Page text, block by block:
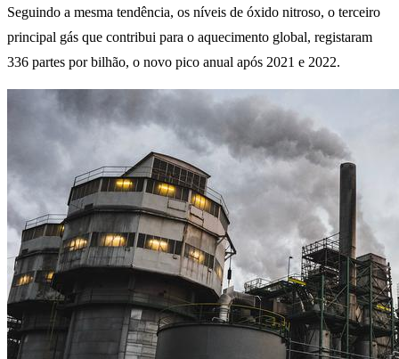
Seguindo a mesma tendência, os níveis de óxido nitroso, o terceiro
principal gás que contribui para o aquecimento global, registaram
336 partes por bilhão, o novo pico anual após 2021 e 2022.